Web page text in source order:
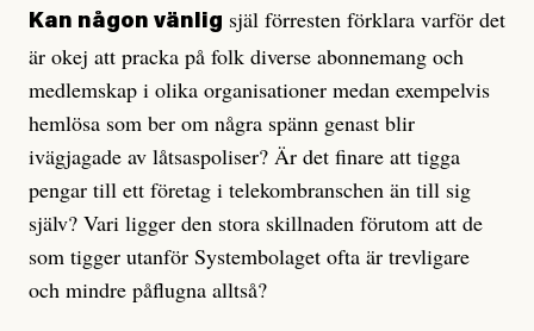
Kan någon vänlig själ förresten förklara varför det
är okej att pracka på folk diverse abonnemang och
medlemskap i olika organisationer medan exempelvis
hemlösa som ber om några spänn genast blir
ivägjagade av låtsaspoliser? Är det finare att tigga
pengar till ett företag i telekombranschen än till sig
själv? Vari ligger den stora skillnaden förutom att de
som tigger utanför Systembolaget ofta är trevligare
och mindre påflugna alltså?